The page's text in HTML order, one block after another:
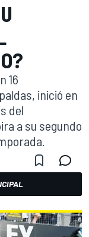
16
inició en
del
a su segundo